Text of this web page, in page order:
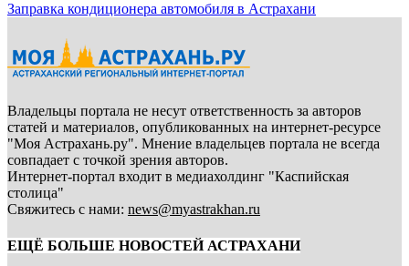
Заправка кондиционера автомобиля в Астрахани
Владельцы портала не несут ответственность за авторов
статей и материалов, опубликованных на интернет-ресурсе
"Моя Астрахань.ру". Мнение владельцев портала не всегда
совпадает с точкой зрения авторов.
Интернет-портал входит в медиахолдинг "Каспийская
столица"
Свяжитесь с нами: news@myastrakhan.ru
ЕЩЁ БОЛЬШЕ НОВОСТЕЙ АСТРАХАНИ